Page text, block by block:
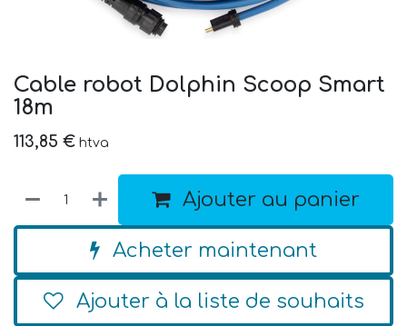
Cable robot Dolphin Scoop Smart
18m
113,85 € htva
Ajouter au panier
Acheter maintenant
Ajouter à la liste de souhaits